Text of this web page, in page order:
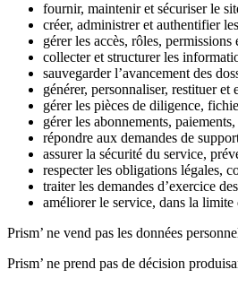
fournir, maintenir et sécuriser le
créer, administrer et authentifier
gérer les accès, rôles,
collecter et structurer les
sauvegarder l’avancement des
générer, personnaliser, restituer et
gérer les pièces de diligence,
gérer les abonnements,
répondre aux demandes de
assurer la sécurité du service,
respecter les obligations légales,
traiter les demandes d’exercice
améliorer le service, dans la limite
Prism’ ne vend pas les données
Prism’ ne prend pas de décision